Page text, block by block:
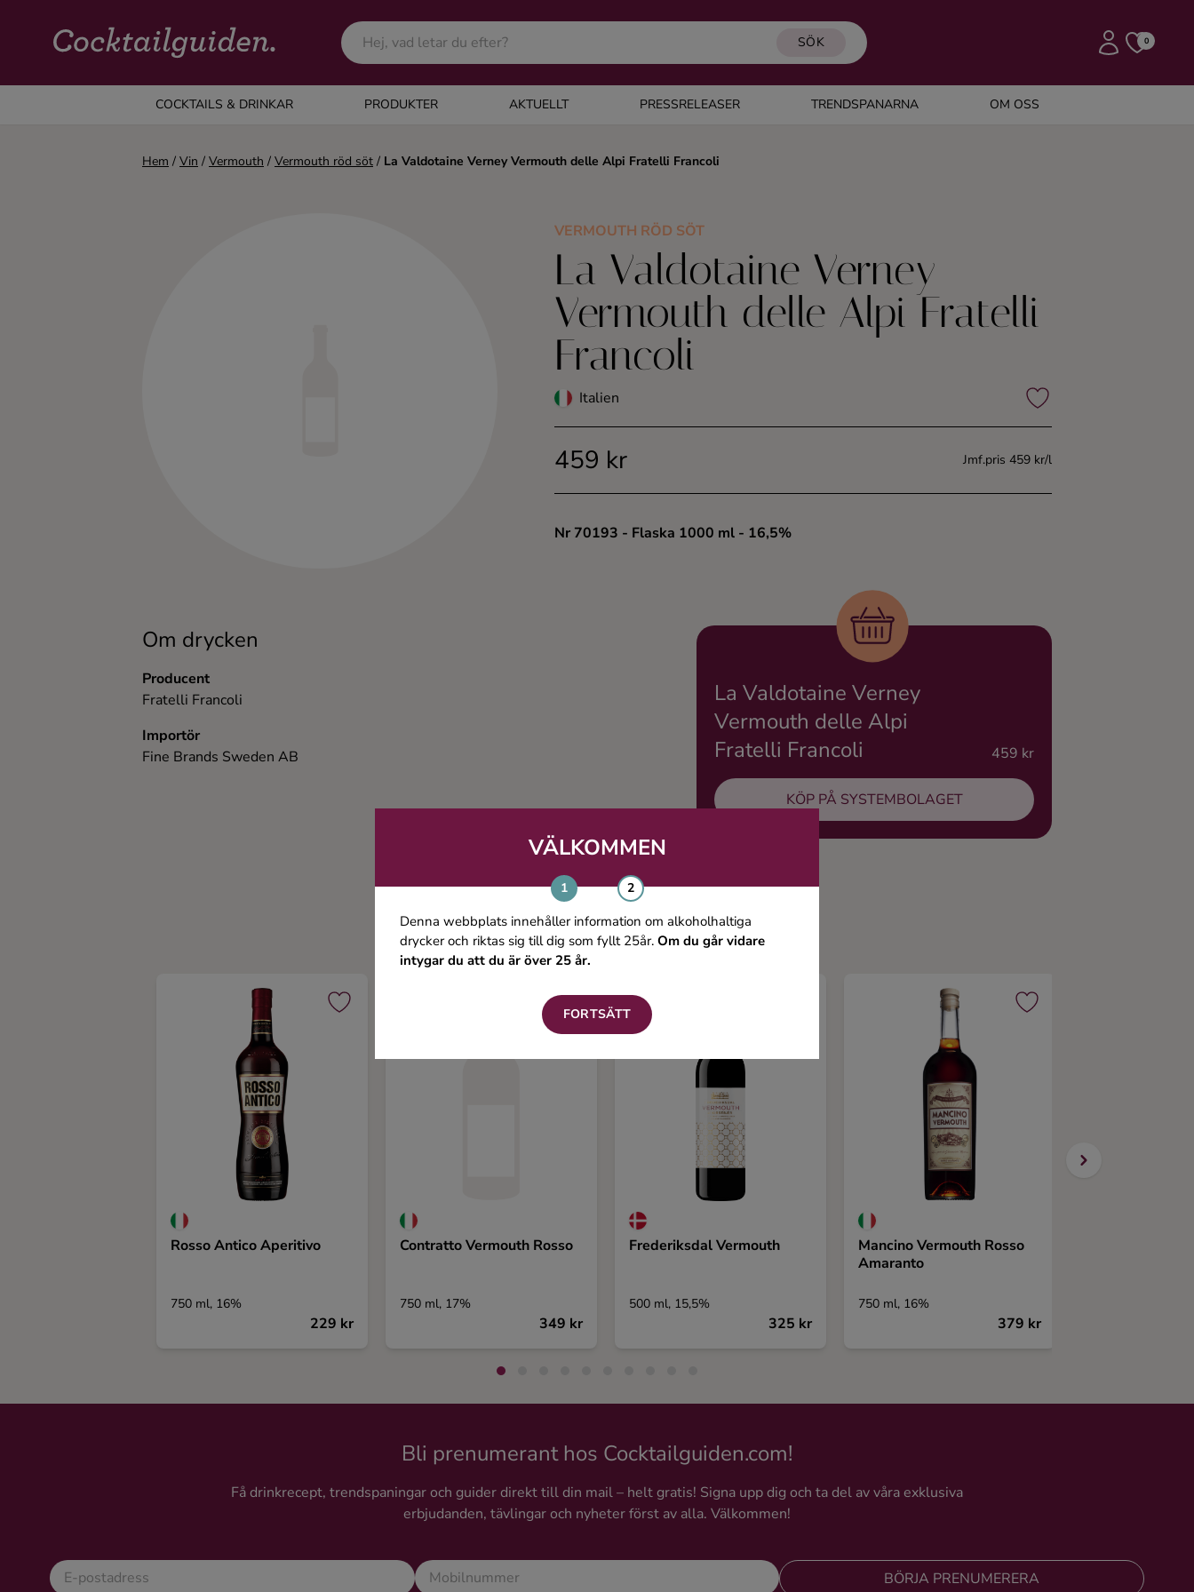
SÖK 0
COCKTAILS & DRINKAR PRODUKTER AKTUELLT PRESSRELEASER TRENDSPANARNA OM OSS
COCKTAILS & DRINKAR
Alla cocktails & drinkar
VÄLKOMMEN
Denna webbplats innehåller information om alkoholhaltiga
drycker och riktas sig till dig som fyllt 25år. Om du går vidare
intygar du att du är över 25 år.
FORTSÄTT
Hem / Vin / Vermouth / Vermouth röd söt / La Valdotaine Verney Vermouth delle Alpi Fratelli Francoli
VERMOUTH RÖD SÖT
La Valdotaine Verney
Vermouth delle Alpi Fratelli
Francoli
Italien
459 kr Jmf.pris 459 kr/l
Nr 70193 - Flaska 1000 ml - 16,5%
Om drycken
Producent
Fratelli Francoli
Importör
Fine Brands Sweden AB
La Valdotaine Verney
Vermouth delle Alpi
Fratelli Francoli
459 kr
KÖP PÅ SYSTEMBOLAGET
Du kanske även gillar
Rosso Antico Aperitivo
750 ml, 16%
229 kr
Contratto Vermouth Rosso
750 ml, 17%
349 kr
Frederiksdal Vermouth
500 ml, 15,5%
325 kr
Mancino Vermouth Rosso
Amaranto
750 ml, 16%
379 kr
Bli prenumerant hos Cocktailguiden.com!
Få drinkrecept, trendspaningar och guider direkt till din mail – helt gratis! Signa upp dig och ta del av våra exklusiva
erbjudanden, tävlingar och nyheter först av alla. Välkommen!
BÖRJA PRENUMERERA